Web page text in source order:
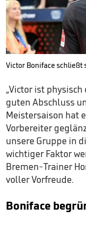
Victor Boniface schließt
„Victor ist
guten Abschluss
Meistersaison hat
Vorbereiter
unsere Gruppe in
wichtiger Faktor
Bremen-Trainer
voller Vorfreude.
Boniface